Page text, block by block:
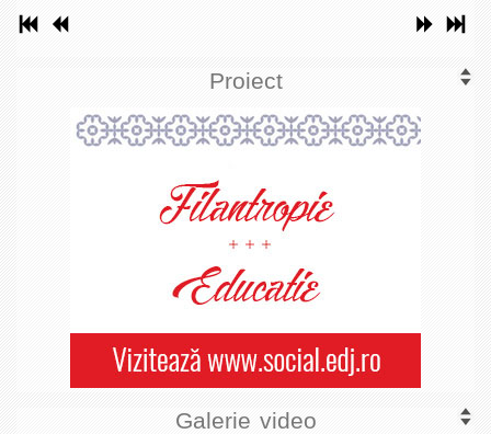
Proiect
Galerie video